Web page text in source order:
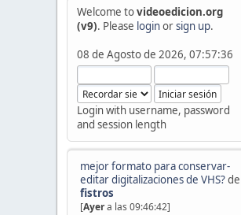
Welcome tovideoedicion.org
(v9). Please loginorsign up.
08 de Agosto de 2026, 07:57:36
Login with username, password
and session length
mejor formato para conservar-
editar digitalizaciones de VHS?de
fistros
[Ayera las 09:46:42]